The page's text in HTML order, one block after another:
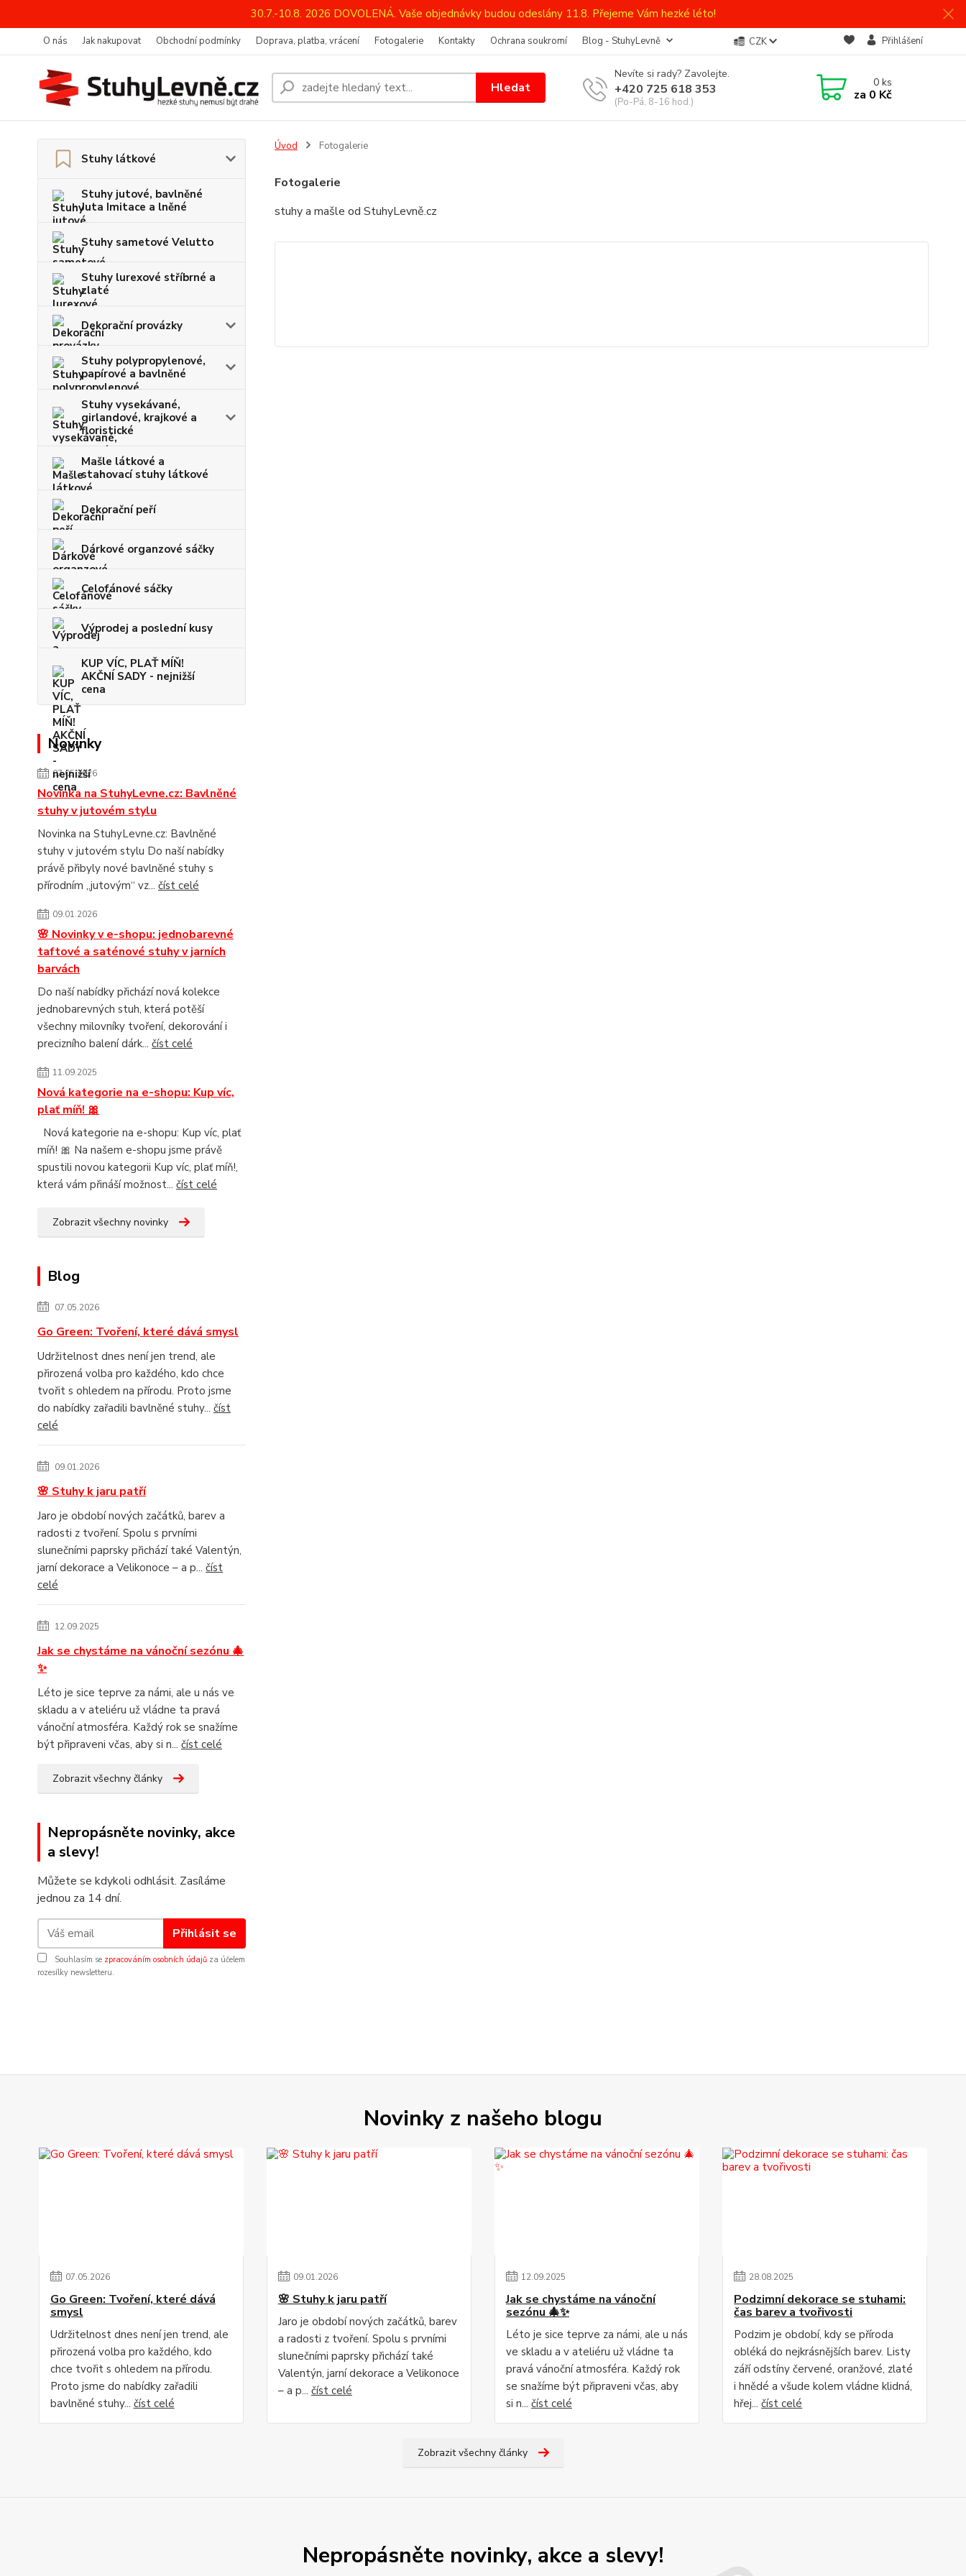
30.7.-10.8. 2026 DOVOLENÁ. Vaše objednávky budou odeslány 11.8. Přejeme Vám hezké léto!
O nás Jak nakupovat Obchodní podmínky Doprava, platba, vrácení Fotogalerie Kontakty Ochrana soukromí Blog - StuhyLevně CZK Přihlášení
Hledat
Nevíte si rady? Zavolejte.
+420 725 618 353
(Po-Pá, 8-16 hod.)
0ks
za 0 Kč
Stuhy látkové
Stuhy jutové, bavlněné
Juta Imitace a lněné
Stuhy sametové Velutto
Stuhy lurexové stříbrné a
zlaté
Dekorační provázky
Stuhy polypropylenové,
papírové a bavlněné
Stuhy vysekávané,
girlandové, krajkové a
floristické
Mašle látkové a
stahovací stuhy látkové
Dekorační peří
Dárkové organzové sáčky
Celofánové sáčky
Výprodej a poslední kusy
KUP VÍC, PLAŤ MÍŇ!
AKČNÍ SADY - nejnižší
cena
Novinky
07.05.2026
Novinka na StuhyLevne.cz: Bavlněné
stuhy v jutovém stylu
Novinka na StuhyLevne.cz: Bavlněné
stuhy v jutovém stylu Do naší nabídky
právě přibyly nové bavlněné stuhy s
přírodním „jutovým“ vz... číst celé
09.01.2026
🌸 Novinky v e-shopu: jednobarevné
taftové a saténové stuhy v jarních
barvách
Do naší nabídky přichází nová kolekce
jednobarevných stuh, která potěší
všechny milovníky tvoření, dekorování i
precizního balení dárk... číst celé
11.09.2025
Nová kategorie na e-shopu: Kup víc,
plať míň! 🎀
Nová kategorie na e-shopu: Kup víc, plať
míň! 🎀 Na našem e-shopu jsme právě
spustili novou kategorii Kup víc, plať míň!,
která vám přináší možnost... číst celé
Zobrazit všechny novinky
Blog
07.05.2026
Go Green: Tvoření, které dává smysl
Udržitelnost dnes není jen trend, ale
přirozená volba pro každého, kdo chce
tvořit s ohledem na přírodu. Proto jsme
do nabídky zařadili bavlněné stuhy... číst
celé
09.01.2026
🌸 Stuhy k jaru patří
Jaro je období nových začátků, barev a
radosti z tvoření. Spolu s prvními
slunečními paprsky přichází také Valentýn,
jarní dekorace a Velikonoce – a p... číst
celé
12.09.2025
Jak se chystáme na vánoční sezónu 🎄
✨
Léto je sice teprve za námi, ale u nás ve
skladu a v ateliéru už vládne ta pravá
vánoční atmosféra. Každý rok se snažíme
být připraveni včas, aby si n... číst celé
Zobrazit všechny články
Nepropásněte novinky, akce
a slevy!
Můžete se kdykoli odhlásit. Zasíláme
jednou za 14 dní.
Přihlásit se
Souhlasím se zpracováním osobních údajů za účelem
rozesílky newsletteru.
Úvod Fotogalerie
Fotogalerie
stuhy a mašle od StuhyLevně.cz
Novinky z našeho blogu
07.05.2026
Go Green: Tvoření, které dává
smysl
Udržitelnost dnes není jen trend, ale
přirozená volba pro každého, kdo
chce tvořit s ohledem na přírodu.
Proto jsme do nabídky zařadili
bavlněné stuhy... číst celé
09.01.2026
🌸 Stuhy k jaru patří
Jaro je období nových začátků, barev
a radosti z tvoření. Spolu s prvními
slunečními paprsky přichází také
Valentýn, jarní dekorace a Velikonoce
– a p... číst celé
12.09.2025
Jak se chystáme na vánoční
sezónu 🎄✨
Léto je sice teprve za námi, ale u nás
ve skladu a v ateliéru už vládne ta
pravá vánoční atmosféra. Každý rok
se snažíme být připraveni včas, aby
si n... číst celé
28.08.2025
Podzimní dekorace se stuhami:
čas barev a tvořivosti
Podzim je období, kdy se příroda
obléká do nejkrásnějších barev. Listy
září odstíny červené, oranžové, zlaté
i hnědé a všude kolem vládne klidná,
hřej...číst celé
Zobrazit všechny články
Nepropásněte novinky, akce a slevy!